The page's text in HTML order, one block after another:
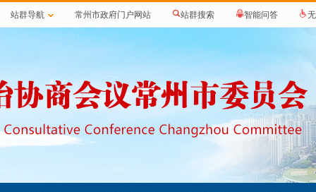
站群导航 常州市政府门户网站 站群搜索 智能问答